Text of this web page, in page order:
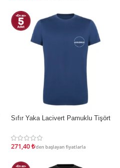
İNDIRIM
Sıfır Yaka Lacivert Pamuklu Tişört
271,40₺'den başlayan fiyatlarla